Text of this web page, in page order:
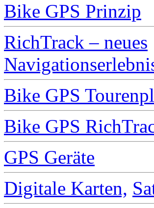
Bike GPS Prinzip
RichTrack – neues
Bike GPS
Bike GPS
GPS Geräte
Digitale Karten,